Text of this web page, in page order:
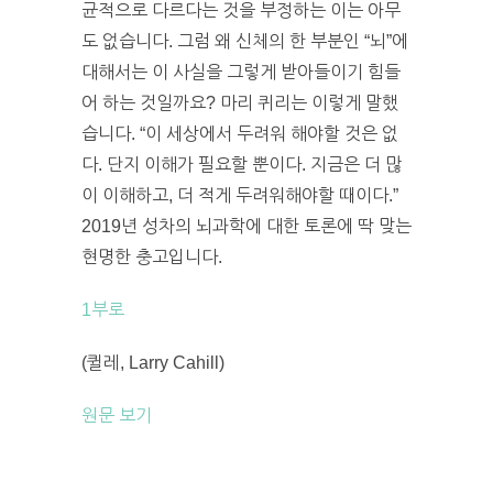
균적으로 다르다는 것을 부정하는 이는 아무
도 없습니다. 그럼 왜 신체의 한 부분인 “뇌”에
대해서는 이 사실을 그렇게 받아들이기 힘들
어 하는 것일까요? 마리 퀴리는 이렇게 말했
습니다. “이 세상에서 두려워 해야할 것은 없
다. 단지 이해가 필요할 뿐이다. 지금은 더 많
이 이해하고, 더 적게 두려워해야할 때이다.”
2019년 성차의 뇌과학에 대한 토론에 딱 맞는
현명한 충고입니다.
1부로
(퀼레, Larry Cahill)
원문 보기